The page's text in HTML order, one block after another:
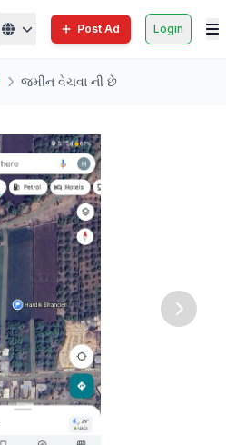
Post Ad Login
જમીન વેચવા ની છે